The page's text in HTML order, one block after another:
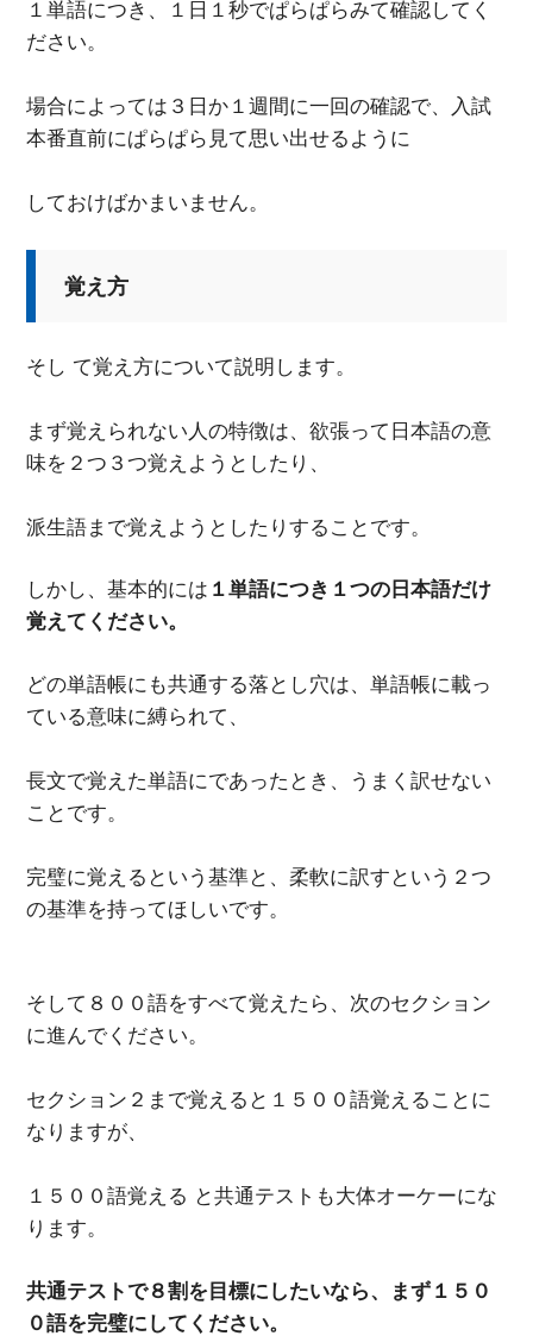
１単語につき、１日１秒でぱらぱらみて確認してく
ださい。
場合によっては３日か１週間に一回の確認で、入試
本番直前にぱらぱら見て思い出せるように
しておけばかまいません。
覚え方
そし て覚え方について説明します。
まず覚えられない人の特徴は、欲張って日本語の意
味を２つ３つ覚えようとしたり、
派生語まで覚えようとしたりすることです。
しかし、基本的には １単語につき１つの日本語だけ
覚えてください。
どの単語帳にも共通する落とし穴は、単語帳に載っ
ている意味に縛られて、
長文で覚えた単語にであったとき、うまく訳せない
ことです。
完璧に覚えるという基準と、柔軟に訳すという２つ
の基準を持ってほしいです。
そして８００語をすべて覚えたら、次のセクション
に進んでください。
セクション２まで覚えると１５００語覚えることに
なりますが、
１５００語覚える と共通テストも大体オーケーにな
ります。
共通テストで８割を目標にしたいなら、まず１５０
０語を完璧にしてください。